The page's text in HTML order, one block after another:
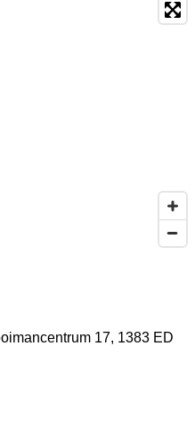
17, 1383 ED